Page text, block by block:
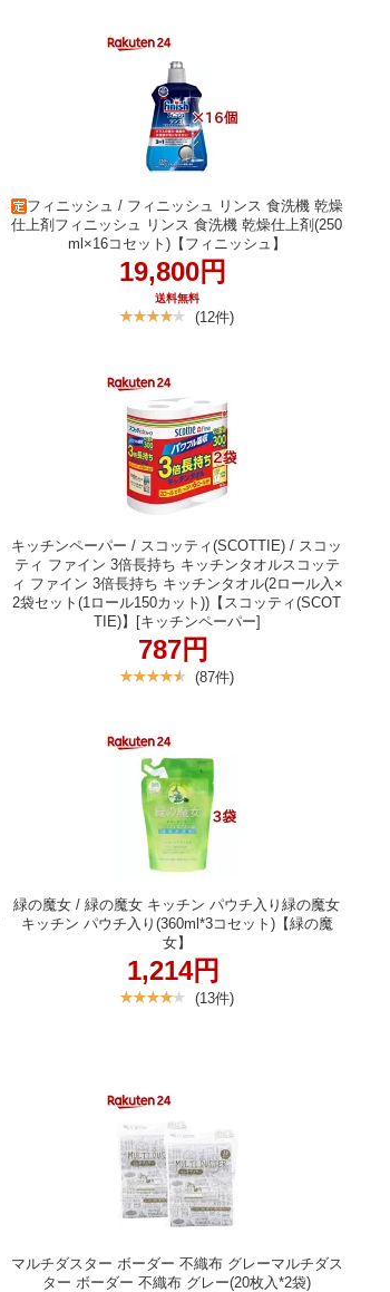
フィニッシュ / フィニッシュ リンス 食洗機 乾燥
仕上剤フィニッシュ リンス 食洗機 乾燥仕上剤(250
ml×16コセット)【フィニッシュ】
19,800円
送料無料
(12件)
キッチンペーパー / スコッティ(SCOTTIE) / スコッ
ティ ファイン 3倍長持ち キッチンタオルスコッテ
ィ ファイン 3倍長持ち キッチンタオル(2ロール入×
2袋セット(1ロール150カット))【スコッティ(SCOT
TIE)】[キッチンペーパー]
787円
(87件)
緑の魔女 / 緑の魔女 キッチン パウチ入り緑の魔女
キッチン パウチ入り(360ml*3コセット)【緑の魔
女】
1,214円
(13件)
マルチダスター ボーダー 不織布 グレーマルチダス
ター ボーダー 不織布 グレー(20枚入*2袋)